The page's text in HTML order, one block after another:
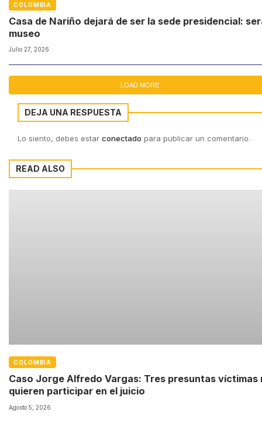
COLOMBIA
Casa de Nariño dejará de ser la sede presidencial:
museo
Julio 27, 2026
LOAD MORE
DEJA UNA RESPUESTA
Lo siento, debes estar conectado para publicar un comentario.
READ ALSO
COLOMBIA
Caso Jorge Alfredo Vargas: Tres presuntas víctimas
quieren participar en el juicio
Agosto 5, 2026